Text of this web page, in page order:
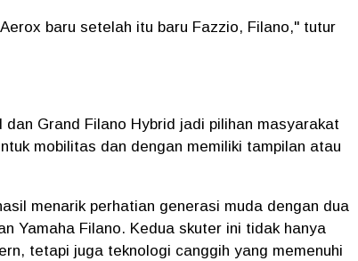
baru setelah itu baru Fazzio, Filano," tutur
Grand Filano Hybrid jadi pilihan masyarakat
mobilitas dan dengan memiliki tampilan atau
menarik perhatian generasi muda dengan dua
Yamaha Filano. Kedua skuter ini tidak hanya
tetapi juga teknologi canggih yang memenuhi